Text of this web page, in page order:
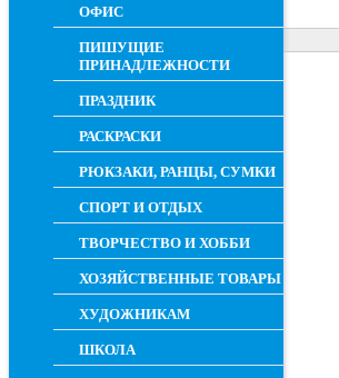
ОФИС
ПИШУЩИЕ
ПРИНАДЛЕЖНОСТИ
ПРАЗДНИК
РАСКРАСКИ
РЮКЗАКИ, РАНЦЫ, СУМКИ
СПОРТ И ОТДЫХ
ТВОРЧЕСТВО И ХОББИ
ХОЗЯЙСТВЕННЫЕ ТОВАРЫ
ХУДОЖНИКАМ
ШКОЛА